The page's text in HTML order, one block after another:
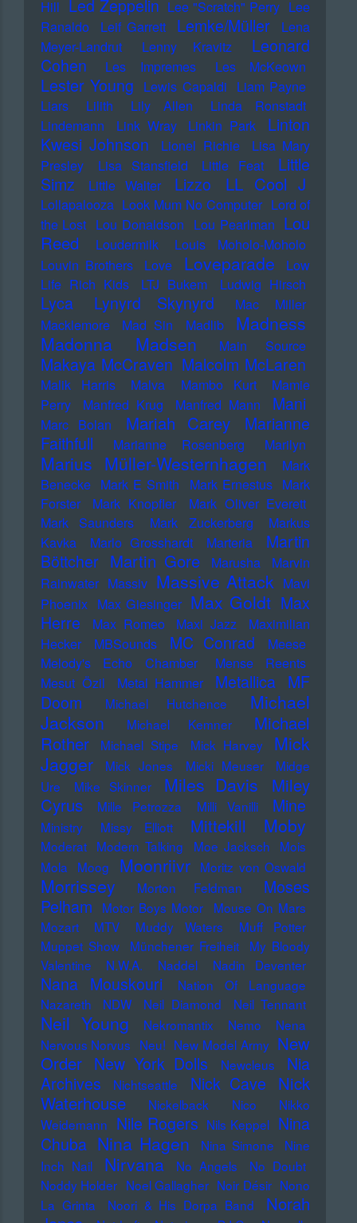
Hill Led Zeppelin Lee "Scratch" Perry Lee
Ranaldo
Leif Garrett Lemke/Müller
Lena
Meyer-Landrut
Lenny Kravitz
Leonard
Cohen
Les Impremes Les McKeown
Lester Young Lewis Capaldi Liam Payne
Liars
Lilith Lily Allen
Linda Ronstadt
Lindemann
Link Wray Linkin Park
Linton
Kwesi Johnson
Lionel Richie
Lisa Mary
Presley
Lisa Stansfield Little Feat
Little
Simz
Little Walter Lizzo LL Cool J
Lollapalooza Look Mum No Computer Lord of
the Lost Lou Donaldson Lou Pearlman Lou
Reed
Loudermilk
Louis Moholo-Moholo
Louvin Brothers
Love Loveparade
Low
Life Rich Kids
LTJ Bukem Ludwig Hirsch
Lyca Lynyrd Skynyrd
Mac Miller
Macklemore
Mad Sin Madlib
Madness
Madonna
Madsen Main Source
Makaya McCraven Malcolm McLaren
Malik Harris Malva Mambo Kurt
Mamie
Perry
Manfred Krug Manfred Mann Mani
Marc Bolan Mariah Carey
Marianne
Faithfull
Marianne Rosenberg Marilyn
Marius Müller-Westernhagen
Mark
Benecke Mark E Smith Mark Ernestus Mark
Forster
Mark Knopfler
Mark Oliver Everett
Mark Saunders
Mark Zuckerberg
Markus
Kavka
Marlo Grosshardt Marteria
Martin
Böttcher Martin Gore Marusha
Marvin
Rainwater Massiv Massive Attack Mavi
Phoenix Max Giesinger Max Goldt Max
Herre
Max Romeo Maxi Jazz
Maximilian
Hecker
MBSounds MC Conrad
Meese
Melody's Echo Chamber
Mense Reents
Mesut Özil
Metal Hammer Metallica MF
Doom
Michael Hutchence
Michael
Jackson
Michael Kemner
Michael
Rother
Michael Stipe Mick Harvey
Mick
Jagger
Mick Jones Micki Meuser
Midge
Ure
Mike Skinner Miles Davis
Miley
Cyrus
Mille Petrozza Milli Vanilli Mine
Ministry Missy Elliott Mittekill Moby
Moderat Modern Talking Moe Jacksch
Mois
Mola
Moog Moonriivr Moritz von Oswald
Morrissey Morton Feldman
Moses
Pelham
Motor Boys Motor
Mouse On Mars
Mozart
MTV Muddy Waters
Muff Potter
Muppet Show
Münchener Freiheit
My Bloody
Valentine
N.W.A. Naddel Nadin Deventer
Nana Mouskouri
Nation Of Language
Nazareth
NDW Neil Diamond Neil Tennant
Neil Young Nekromantix Nemo
Nena
Nervous Norvus Neu! New Model Army New
Order New York Dolls Newcleus
Nia
Archives
Nichtseattle Nick Cave
Nick
Waterhouse
Nickelback Nico
Nikko
Weidemann Nile Rogers Nils Keppel Nina
Chuba Nina Hagen Nina Simone
Nine
Inch Nail
Nirvana No Angels
No Doubt
Noddy Holder Noel Gallagher Noir Désir Nono
La Grinta
Noori & His Dorpa Band
Norah